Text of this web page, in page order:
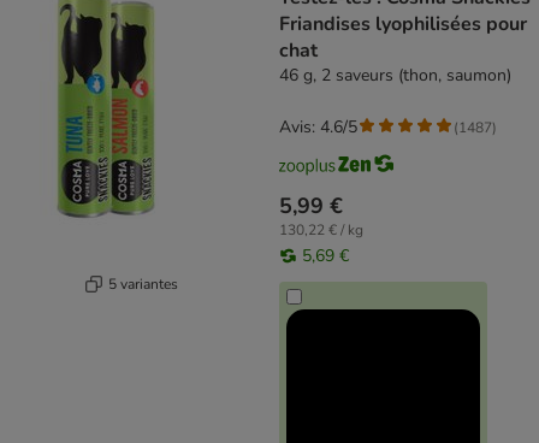
5 variantes
Friandises lyophilisées pour
chat
46 g, 2 saveurs (thon, saumon)
5,99 €
130,22 € / kg
5,69 €
Avis: 4.6/5 (1487)